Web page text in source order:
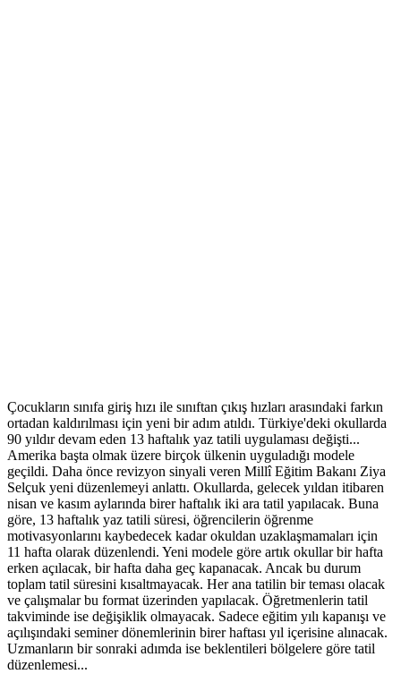
Çocukların sınıfa giriş hızı ile sınıftan çıkış hızları arasındaki farkın
ortadan kaldırılması için yeni bir adım atıldı. Türkiye'deki okullarda
90 yıldır devam eden 13 haftalık yaz tatili uygulaması değişti...
Amerika başta olmak üzere birçok ülkenin uyguladığı modele
geçildi. Daha önce revizyon sinyali veren Millî Eğitim Bakanı Ziya
Selçuk yeni düzenlemeyi anlattı. Okullarda, gelecek yıldan itibaren
nisan ve kasım aylarında birer haftalık iki ara tatil yapılacak. Buna
göre, 13 haftalık yaz tatili süresi, öğrencilerin öğrenme
motivasyonlarını kaybedecek kadar okuldan uzaklaşmamaları için
11 hafta olarak düzenlendi. Yeni modele göre artık okullar bir hafta
erken açılacak, bir hafta daha geç kapanacak. Ancak bu durum
toplam tatil süresini kısaltmayacak. Her ana tatilin bir teması olacak
ve çalışmalar bu format üzerinden yapılacak. Öğretmenlerin tatil
takviminde ise değişiklik olmayacak. Sadece eğitim yılı kapanışı ve
açılışındaki seminer dönemlerinin birer haftası yıl içerisine alınacak.
Uzmanların bir sonraki adımda ise beklentileri bölgelere göre tatil
düzenlemesi...